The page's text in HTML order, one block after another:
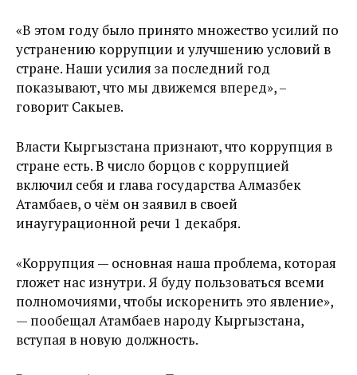
«В этом году было принято множество усилий по
устранению коррупции и улучшению условий в
стране. Наши усилия за последний год
показывают, что мы движемся вперед», –
говорит Сакыев.
Власти Кыргызстана признают, что коррупция в
стране есть. В число борцов с коррупцией
включил себя и глава государства Алмазбек
Атамбаев, о чём он заявил в своей
инаугурационной речи 1 декабря.
«Коррупция — основная наша проблема, которая
гложет нас изнутри. Я буду пользоваться всеми
полномочиями, чтобы искоренить это явление»,
— пообещал Атамбаев народу Кыргызстана,
вступая в новую должность.